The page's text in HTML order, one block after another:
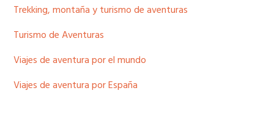
Trekking, montaña y turismo de aventuras
Turismo de Aventuras
Viajes de aventura por el mundo
Viajes de aventura por España